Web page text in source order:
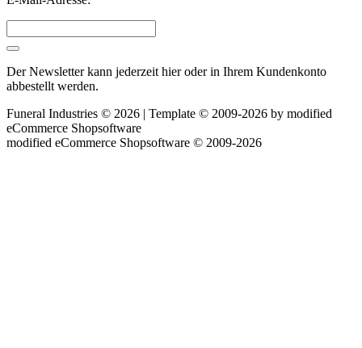
Der Newsletter kann jederzeit hier oder in Ihrem Kundenkonto
abbestellt werden.
Funeral Industries © 2026 | Template © 2009-2026 by modified
eCommerce Shopsoftware
modified eCommerce Shopsoftware © 2009-2026